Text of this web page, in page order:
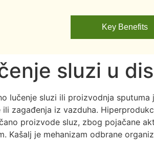
Key Benefits
sluzi u
lučenje sluzi ili proizvodnja
ili zagađenja iz vazduha.
proizvode sluz, zbog pojačane
Kašalj je mehanizam odbrane